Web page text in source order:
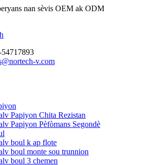
nan sèvis OEM ak ODM
v.com
Papiyon Chita Rezistan
Papiyon Pèfòmans Segondè
boul k ap flote
boul monte sou trunnion
boul 3 chemen